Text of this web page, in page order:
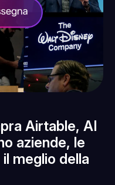
Airtable, AI
aziende, le
meglio della